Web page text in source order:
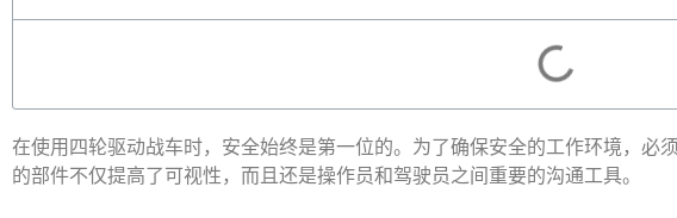
在使用四轮驱动战车时，安全始终是第一位的。为了确保安全的工作环境，必
的部件不仅提高了可视性，而且还是操作员和驾驶员之间重要的沟通工具。